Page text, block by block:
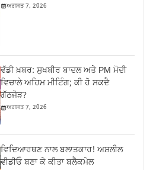
ਅਗਸਤ 7, 2026
ਵੱਡੀ ਖ਼ਬਰ: ਸੁਖਬੀਰ ਬਾਦਲ ਅਤੇ PM ਮੋਦੀ
ਵਿਚਾਲੇ ਅਹਿਮ ਮੀਟਿੰਗ; ਕੀ ਹੋ ਸਕਦੈ
ਗੱਠਜੋੜ?
ਅਗਸਤ 7, 2026
ਵਿਦਿਆਰਥਣ ਨਾਲ ਬਲਾਤਕਾਰ! ਅਸ਼ਲੀਲ
ਵੀਡੀਓ ਬਣਾ ਕੇ ਕੀਤਾ ਬਲੈਕਮੇਲ